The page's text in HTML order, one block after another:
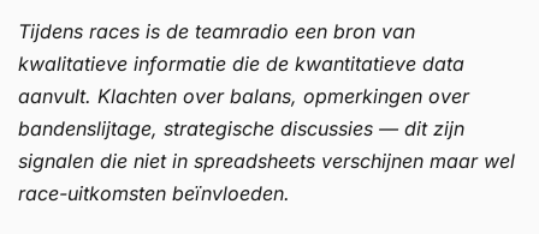
Tijdens races is de teamradio een bron van
kwalitatieve informatie die de kwantitatieve data
aanvult. Klachten over balans, opmerkingen over
bandenslijtage, strategische discussies — dit zijn
signalen die niet in spreadsheets verschijnen maar wel
race-uitkomsten beïnvloeden.